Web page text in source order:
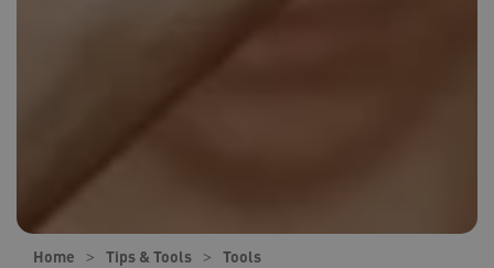
Home Tips & Tools
Tools